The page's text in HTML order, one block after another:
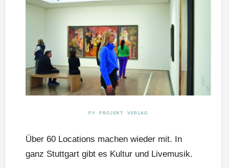
PV PROJEKT VERLAG
Über 60 Locations machen wieder mit. In
ganz Stuttgart gibt es Kultur und Livemusik.